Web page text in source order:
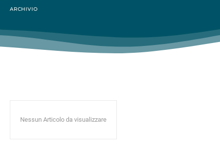
ARCHIVIO
Nessun Articolo da visualizzare